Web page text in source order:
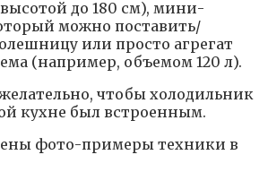
высотой до 180 см), мини-
можно поставить/
или просто агрегат
(например, объемом 120 л).
чтобы холодильник
кухне был встроенным.
фото-примеры техники в